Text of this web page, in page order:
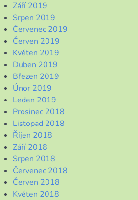
Září 2019
Srpen 2019
Červenec 2019
Červen 2019
Květen 2019
Duben 2019
Březen 2019
Únor 2019
Leden 2019
Prosinec 2018
Listopad 2018
Říjen 2018
Září 2018
Srpen 2018
Červenec 2018
Červen 2018
Květen 2018